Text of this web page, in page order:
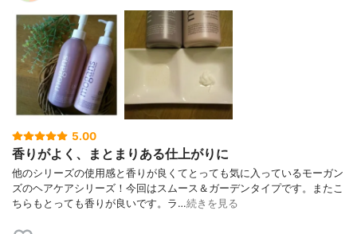
5.00
香りがよく、まとまりある仕上がりに
他のシリーズの使用感と香りが良くてとっても気に入っているモーガン
ズのヘアケアシリーズ！今回はスムース＆ガーデンタイプです。またこ
ちらもとっても香りが良いです。ラ…続きを見る